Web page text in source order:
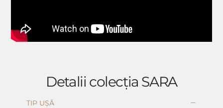
Detalii colecția SARA
TIP UȘĂ